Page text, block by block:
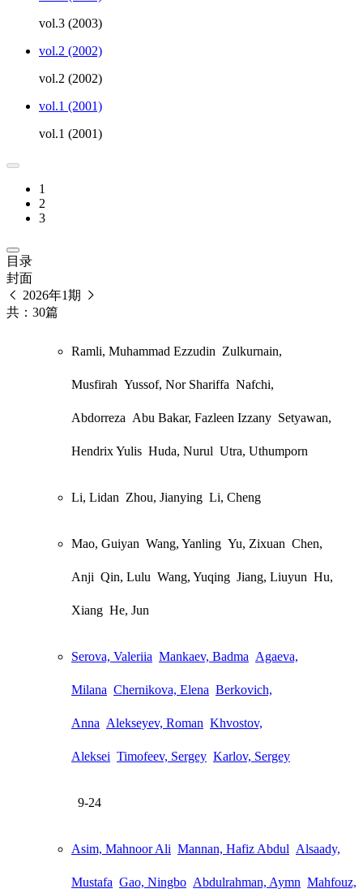
vol.3 (2003)
vol.2 (2002)
vol.2 (2002)
vol.1 (2001)
vol.1 (2001)
1
2
3
目录
封面
2026年1期
共：30篇
Ramli, Muhammad Ezzudin Zulkurnain,
Musfirah Yussof, Nor Shariffa Nafchi,
Abdorreza Abu Bakar, Fazleen Izzany Setyawan,
Hendrix Yulis Huda, Nurul Utra, Uthumporn
Li, Lidan Zhou, Jianying Li, Cheng
Mao, Guiyan Wang, Yanling Yu, Zixuan Chen,
Anji Qin, Lulu Wang, Yuqing Jiang, Liuyun Hu,
Xiang He, Jun
Serova, Valeriia Mankaev, Badma Agaeva,
Milana Chernikova, Elena Berkovich,
Anna Alekseyev, Roman Khvostov,
Aleksei Timofeev, Sergey Karlov, Sergey
9-24
Asim, Mahnoor Ali Mannan, Hafiz Abdul Alsaady,
Mustafa Gao, Ningbo Abdulrahman, Aymn Mahfouz,